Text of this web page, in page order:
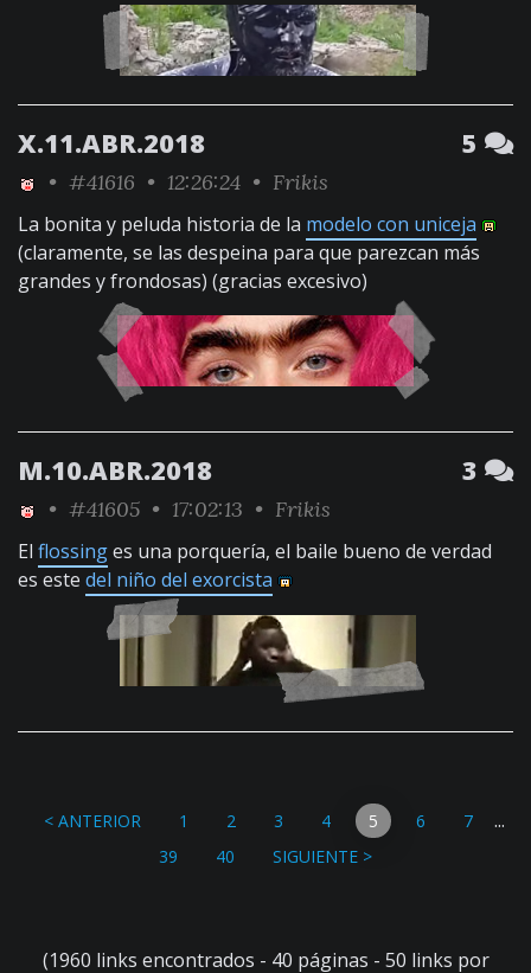
X.11.ABR.2018 5
• #41616 • 12:26:24 • Frikis
La bonita y peluda historia de la modelo con uniceja
(claramente, se las despeina para que parezcan más
grandes y frondosas) (gracias excesivo)
M.10.ABR.2018 3
• #41605 • 17:02:13 • Frikis
El flossinges una porquería, el baile bueno de verdad
es este del niño del exorcista
< ANTERIOR 1 2 3 4 5 6 7 ...
39 40 SIGUIENTE >
(1960 links encontrados - 40 páginas - 50 links por